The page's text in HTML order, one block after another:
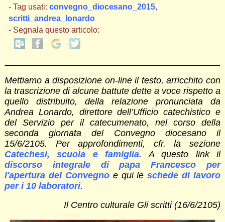
- Tag usati: convegno_diocesano_2015,
scritti_andrea_lonardo
- Segnala questo articolo:
Mettiamo a disposizione on-line il testo, arricchito con
la trascrizione di alcune battute dette a voce rispetto a
quello distribuito, della relazione pronunciata da
Andrea Lonardo, direttore dell’Ufficio catechistico e
del Servizio per il catecumenato, nel corso della
seconda giornata del Convegno diocesano il
15/6/2105. Per approfondimenti, cfr. la sezione
Catechesi, scuola e famiglia. A questo link il
discorso integrale di papa Francesco per
l'apertura del Convegnoe qui leschede di lavoro
per i 10 laboratori.
Il Centro culturale Gli scritti (16/6/2105)